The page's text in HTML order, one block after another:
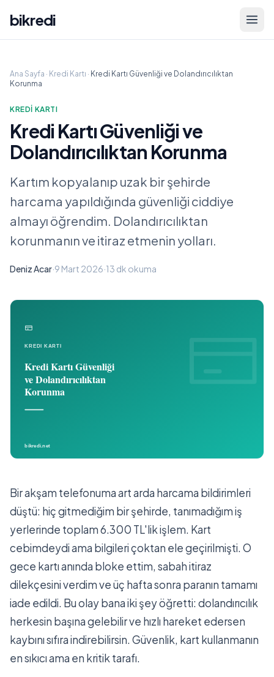
bikredi
Ana Sayfa · Kredi Kartı · Kredi Kartı Güvenliği ve Dolandırıcılıktan
Korunma
KREDI KARTI
Kredi Kartı Güvenliği ve
Dolandırıcılıktan Korunma
Kartım kopyalanıp uzak bir şehirde
harcama yapıldığında güvenliği ciddiye
almayı öğrendim. Dolandırıcılıktan
korunmanın ve itiraz etmenin yolları.
Deniz Acar·9 Mart 2026·13 dk okuma
Bir akşam telefonuma art arda harcama bildirimleri
düştü: hiç gitmediğim bir şehirde, tanımadığım iş
yerlerinde toplam 6.300 TL'lik işlem. Kart
cebimdeydi ama bilgileri çoktan ele geçirilmişti. O
gece kartı anında bloke ettim, sabah itiraz
dilekçesini verdim ve üç hafta sonra paranın tamamı
iade edildi. Bu olay bana iki şey öğretti: dolandırıcılık
herkesin başına gelebilir ve hızlı hareket edersen
kaybını sıfıra indirebilirsin. Güvenlik, kart kullanmanın
en sıkıcı ama en kritik tarafı.